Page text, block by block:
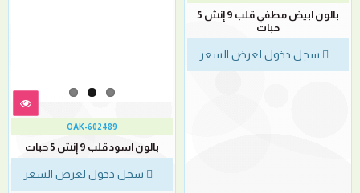
بالون ابيض مطفي قلب 9 إنش 5
حبات
سجل دخول لعرض السعر
OAK-602489
بالون اسود قلب 9 إنش 5 حبات
سجل دخول لعرض السعر